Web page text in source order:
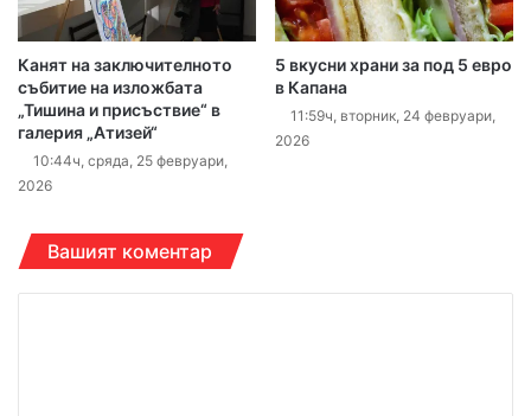
Канят на заключителното
събитие на изложбата
„Тишина и присъствие“ в
галерия „Атизей“
10:44ч, сряда, 25 февруари,
2026
5 вкусни храни за под 5 евро
в Капана
11:59ч, вторник, 24 февруари,
2026
Вашият коментар